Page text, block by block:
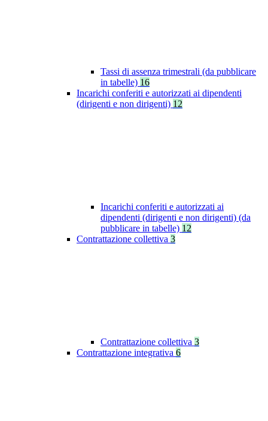
Tassi di assenza trimestrali (da pubblicare
in tabelle) 16
Incarichi conferiti e autorizzati ai dipendenti
(dirigenti e non dirigenti) 12
Incarichi conferiti e autorizzati ai
dipendenti (dirigenti e non dirigenti) (da
pubblicare in tabelle) 12
Contrattazione collettiva 3
Contrattazione collettiva 3
Contrattazione integrativa 6